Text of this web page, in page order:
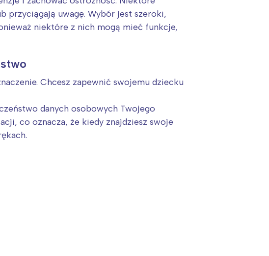
przyciągają uwagę. Wybór jest szeroki,
niektóre z nich mogą mieć funkcje,
Chcesz zapewnić swojemu dziecku
danych osobowych Twojego
co oznacza, że kiedy znajdziesz swoje